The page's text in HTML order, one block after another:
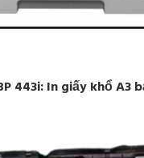
443i: In giấy khổ A3